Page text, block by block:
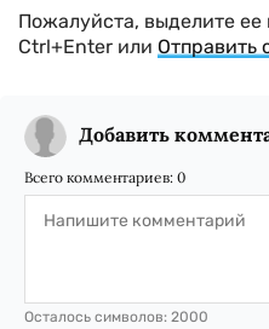
Пожалуйста, выделите
Ctrl+Enter или Отправить
Добавить
Всего комментариев: 0
Осталось символов: 2000